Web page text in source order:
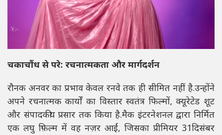
चकाचौंध से परे: रचनात्मकता और मार्गदर्शन
रौनक अनवर का प्रभाव केवल रनवे तक ही सीमित नहीं है.उन्होंने
अपने रचनात्मक कार्यों का विस्तार स्वतंत्र फिल्मों, क्यूरेटेड शूट
और संपादकीय प्रसार तक किया है.मैक इंटरनेशनल द्वारा निर्मित
एक लघु फ़िल्म में वह नज़र आईं, जिसका प्रीमियर 31दिसंबर